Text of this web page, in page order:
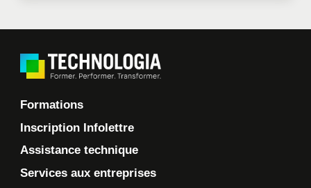
Formations
Inscription Infolettre
Assistance technique
Services aux entreprises